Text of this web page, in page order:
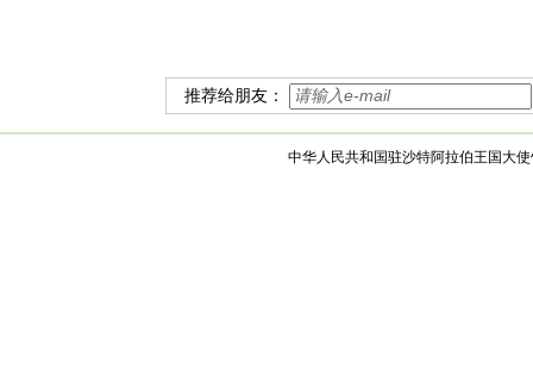
推荐给朋友：
中华人民共和国驻沙特阿拉伯王国大使